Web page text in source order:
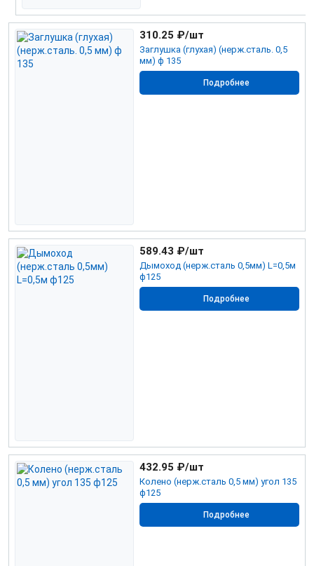
Заглушка (глухая) (нерж.сталь. 0,5
мм) ф 135
310.25 ₽/шт
Подробнее
Дымоход (нерж.сталь 0,5мм) L=0,5м
ф125
589.43 ₽/шт
Подробнее
Колено (нерж.сталь 0,5 мм) угол 135
ф125
432.95 ₽/шт
Подробнее